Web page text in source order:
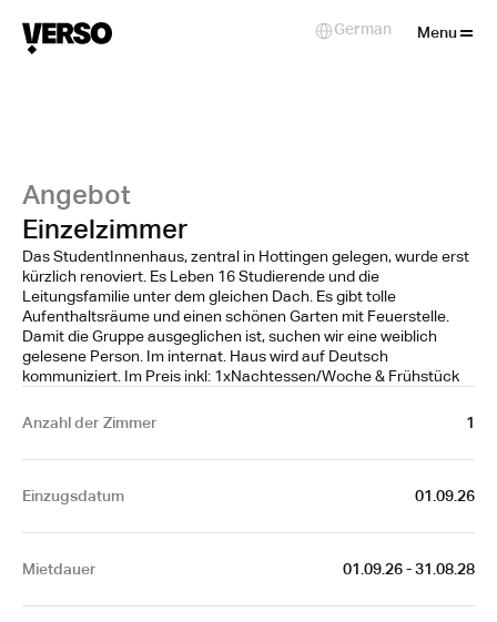
Angebot
Einzelzimmer
Das StudentInnenhaus, zentral in Hottingen gelegen, wurde erst
kürzlich renoviert. Es Leben 16 Studierende und die
Leitungsfamilie unter dem gleichen Dach. Es gibt tolle
Aufenthaltsräume und einen schönen Garten mit Feuerstelle.
Damit die Gruppe ausgeglichen ist, suchen wir eine weiblich
gelesene Person. Im internat. Haus wird auf Deutsch
kommuniziert. Im Preis inkl: 1xNachtessen/Woche & Frühstück
Anzahl der Zimmer 1
Einzugsdatum 01.09.26
Mietdauer 01.09.26 - 31.08.28
Menu
Select Language
German